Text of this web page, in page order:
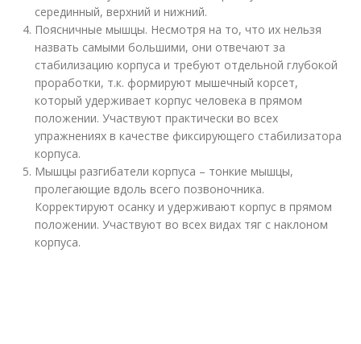
серединный, верхний и нижний.
Поясничные мышцы. Несмотря на то, что их нельзя
назвать самыми большими, они отвечают за
стабилизацию корпуса и требуют отдельной глубокой
проработки, т.к. формируют мышечный корсет,
который удерживает корпус человека в прямом
положении. Участвуют практически во всех
упражнениях в качестве фиксирующего стабилизатора
корпуса.
Мышцы разгибатели корпуса – тонкие мышцы,
пролегающие вдоль всего позвоночника.
Корректируют осанку и удерживают корпус в прямом
положении. Участвуют во всех видах тяг с наклоном
корпуса.